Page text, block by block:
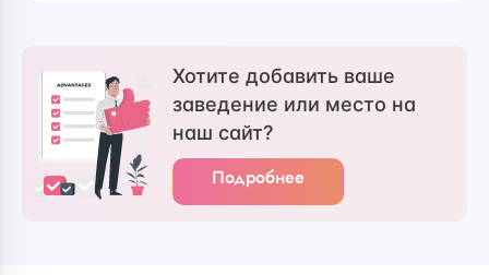
Хотите добавить ваше
заведение или место на
наш сайт?
Подробнее